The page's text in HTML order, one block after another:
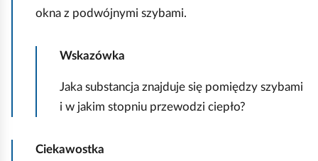
okna z podwójnymi szybami.
Wskazówka
Jaka substancja znajduje się pomiędzy szybami
i w jakim stopniu przewodzi ciepło?
Ciekawostka